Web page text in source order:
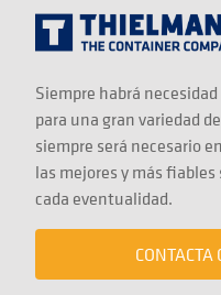
Siempre habrá
para una gran variedad
siempre será necesario
las mejores y más
cada eventualidad.